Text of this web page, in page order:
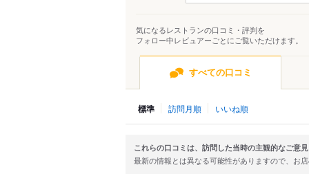
気になるレストランの口コミ・評判を
フォロー中レビュアーごとにご覧いただけます。
すべての口コミ
標準 訪問月順 いいね順
これらの口コミは、訪問した当時の主観的なご意見
最新の情報とは異なる可能性がありますので、お